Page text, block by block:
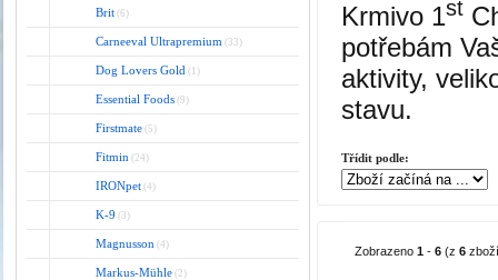
Brit (6)
Carneeval Ultrapremium (33)
Dog Lovers Gold (1)
Essential Foods (9)
Firstmate (5)
Fitmin (24)
IRONpet (4)
K-9 (3)
Magnusson (4)
Markus-Mühle (2)
Krmivo 1st
potřebám
aktivity,
stavu.
Třídit podle:
Zobrazeno 1 - 6 (z 6